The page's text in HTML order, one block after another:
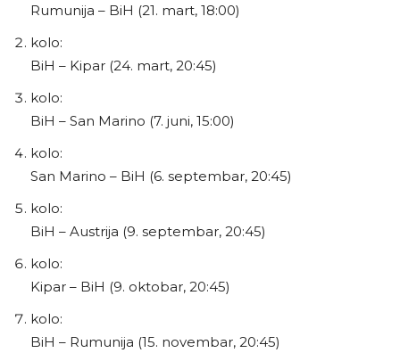
Rumunija – BiH (21. mart, 18:00)
kolo:
BiH – Kipar (24. mart, 20:45)
kolo:
BiH – San Marino (7. juni, 15:00)
kolo:
San Marino – BiH (6. septembar, 20:45)
kolo:
BiH – Austrija (9. septembar, 20:45)
kolo:
Kipar – BiH (9. oktobar, 20:45)
kolo:
BiH – Rumunija (15. novembar, 20:45)